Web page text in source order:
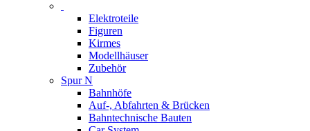
Elektroteile
Figuren
Kirmes
Modellhäuser
Zubehör
Spur N
Bahnhöfe
Auf-, Abfahrten & Brücken
Bahntechnische Bauten